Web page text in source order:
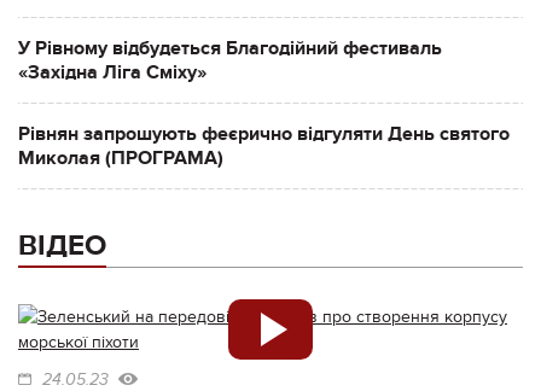
У Рівному відбудеться Благодійний фестиваль
«Західна Ліга Сміху»
Рівнян запрошують феєрично відгуляти День святого
Миколая (ПРОГРАМА)
ВІДЕО
24.05.23